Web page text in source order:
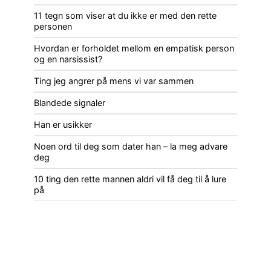
11 tegn som viser at du ikke er med den rette
personen
Hvordan er forholdet mellom en empatisk person
og en narsissist?
Ting jeg angrer på mens vi var sammen
Blandede signaler
Han er usikker
Noen ord til deg som dater han – la meg advare
deg
10 ting den rette mannen aldri vil få deg til å lure
på